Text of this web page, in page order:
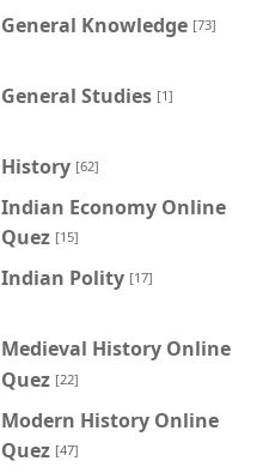
General Knowledge [73]
General Studies [1]
History [62]
Indian Economy Online
Quez [15]
Indian Polity [17]
Medieval History Online
Quez [22]
Modern History Online
Quez [47]